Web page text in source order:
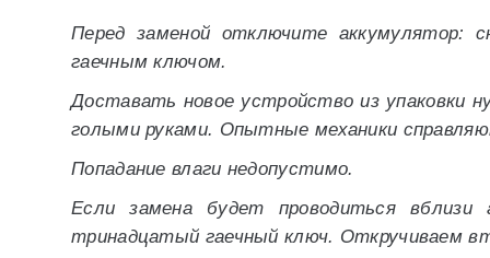
Перед заменой отключите аккумулятор:
гаечным ключом.
Доставать новое устройство из упаковки
голыми руками. Опытные механики
Попадание влаги недопустимо.
Если замена будет проводиться
тринадцатый гаечный ключ. Откручиваем